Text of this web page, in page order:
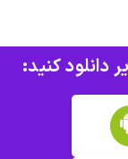
دانلود کنید: